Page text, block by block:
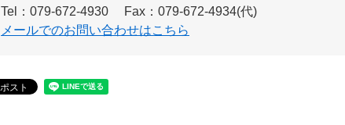
Tel：079-672-4930
Fax：079-672-4934(代)
メールでのお問い合わせはこちら